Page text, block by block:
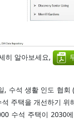
히 알아보세요,
, 수석 생활 인도 협회
석 주택을 개선하기 위
수석 주택이 2030